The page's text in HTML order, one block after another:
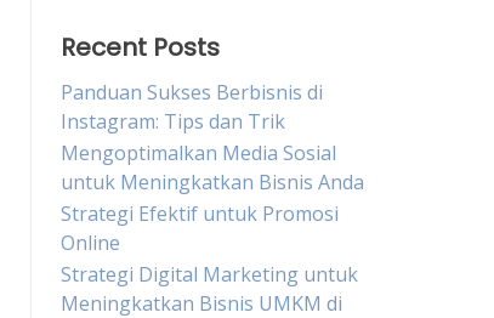
Recent Posts
Panduan Sukses Berbisnis di
Instagram: Tips dan Trik
Mengoptimalkan Media Sosial
untuk Meningkatkan Bisnis Anda
Strategi Efektif untuk Promosi
Online
Strategi Digital Marketing untuk
Meningkatkan Bisnis UMKM di